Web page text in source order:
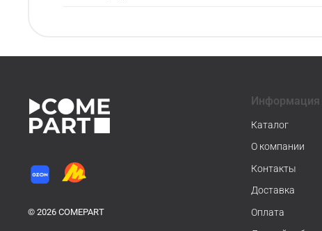
© 2026 COMEPART
Информация
Каталог
О компании
Контакты
Доставка
Оплата